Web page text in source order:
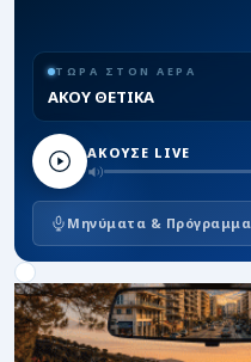
ΤΩΡΑ ΣΤΟΝ ΑΕΡΑ
ΑΚΟΥ ΘΕΤΙΚΑ
ΑΚΟΥΣΕ LIVE
Μηνύματα & Πρόγραμμα